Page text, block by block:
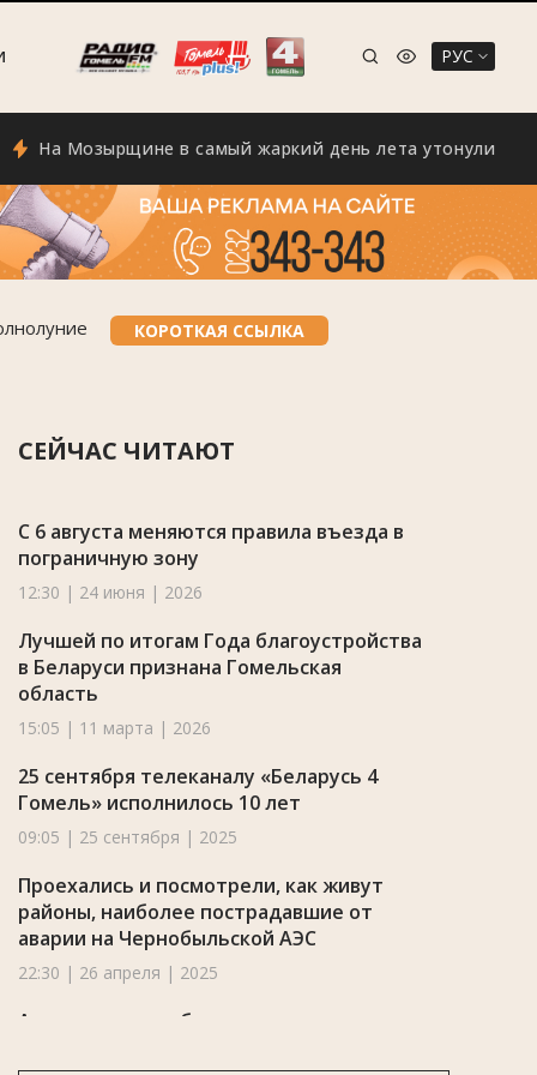
РУС
Мозырщине в самый жаркий день лета утонули двое
КОРОТКАЯ ССЫЛКА
СЕЙЧАС ЧИТАЮТ
С 6 августа меняются правила въезда в
пограничную зону
12:30 | 24 июня | 2026
Лучшей по итогам Года благоустройства
в Беларуси признана Гомельская
область
15:05 | 11 марта | 2026
25 сентября телеканалу «Беларусь 4
Гомель» исполнилось 10 лет
09:05 | 25 сентября | 2025
Проехались и посмотрели, как живут
районы, наиболее пострадавшие от
аварии на Чернобыльской АЭС
22:30 | 26 апреля | 2025
Администрация белорусского магазина